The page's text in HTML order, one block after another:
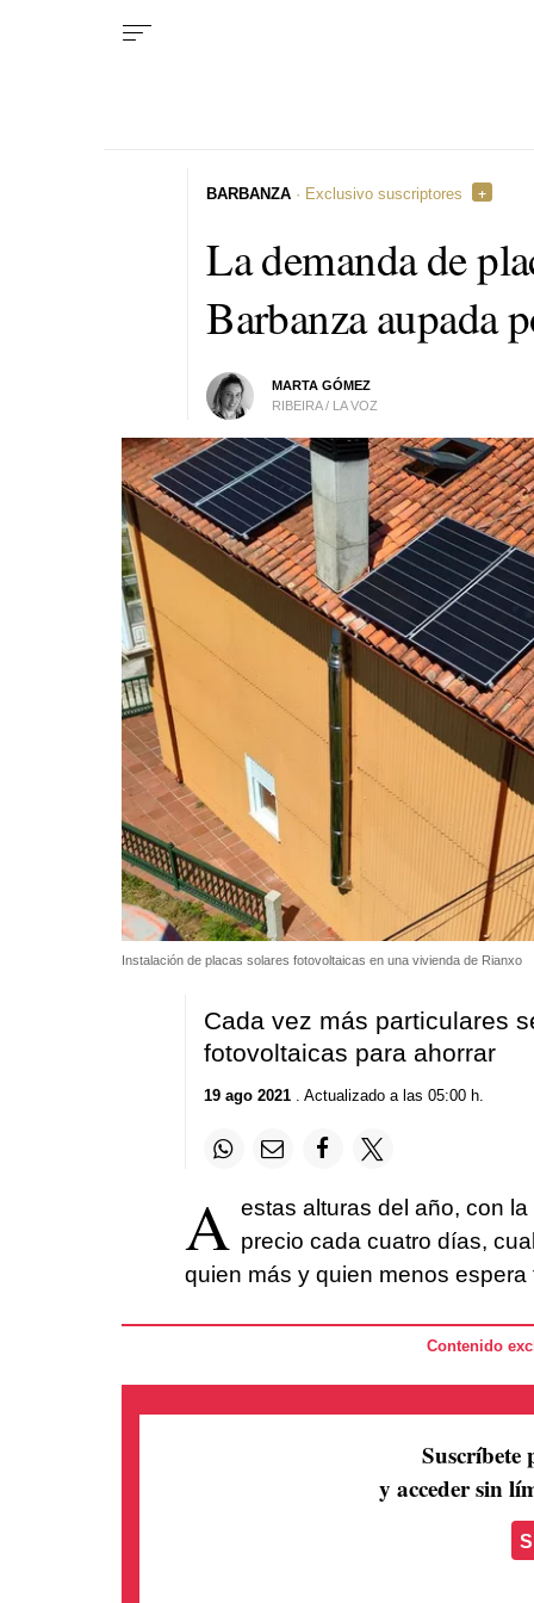
La demanda de
Barbanza aupada
MARTA GÓMEZ
RIBEIRA / LA VOZ
BARBANZA · Exclusivo suscriptores
Instalación de placas solares fotovoltaicas en una vivienda de Rianxo
Cada vez más particulares
fotovoltaicas para ahorrar
19 ago 2021. Actualizado a las 05:00 h.
A estas alturas del año, con
precio cada cuatro días,
quien más y quien menos espera
Contenido
Suscríbete
y acceder sin